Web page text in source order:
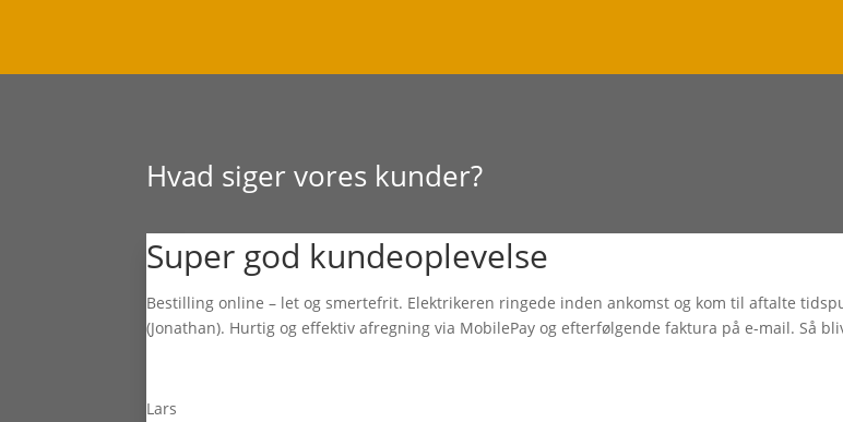
Hvad siger vores kunder?
Super god kundeoplevelse
Bestilling online – let og smertefrit. Elektrikeren ringede inden ankomst og kom til aftalte
(Jonathan). Hurtig og effektiv afregning via MobilePay og efterfølgende faktura på e-mail. Så
Lars